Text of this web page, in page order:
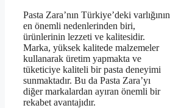
Pasta Zara’nın Türkiye’deki varlığının
en önemli nedenlerinden biri,
ürünlerinin lezzeti ve kalitesidir.
Marka, yüksek kalitede malzemeler
kullanarak üretim yapmakta ve
tüketiciye kaliteli bir pasta deneyimi
sunmaktadır. Bu da Pasta Zara’yı
diğer markalardan ayıran önemli bir
rekabet avantajıdır.